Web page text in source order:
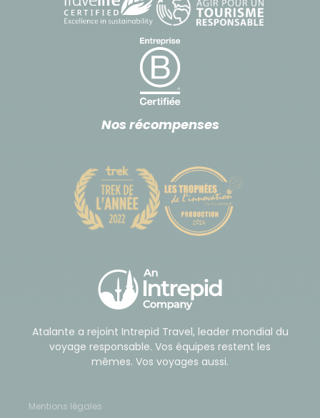
Nos récompenses
Atalante a rejoint Intrepid Travel, leader mondial du
voyage responsable. Vos équipes restent les
mêmes. Vos voyages aussi.
Mentions légales